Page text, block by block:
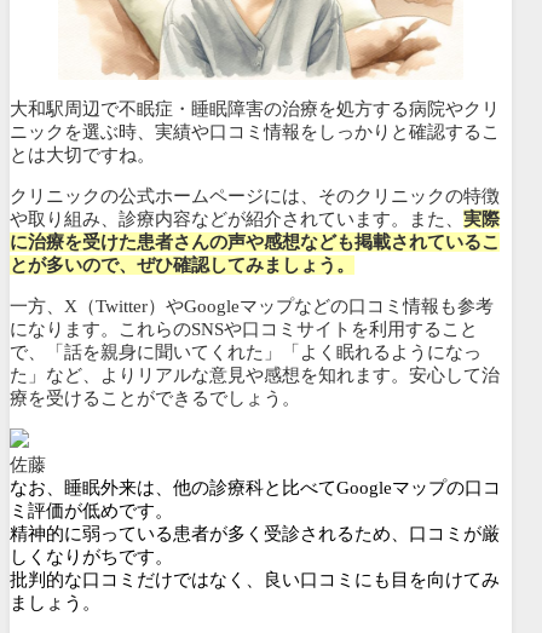
大和駅周辺で不眠症・睡眠障害の治療を処方する病院やクリ
ニックを選ぶ時、実績や口コミ情報をしっかりと確認するこ
とは大切ですね。
クリニックの公式ホームページには、そのクリニックの特徴
や取り組み、診療内容などが紹介されています。また、 実際
に治療を受けた患者さんの声や感想なども掲載されているこ
とが多いので、ぜひ確認してみましょう。
一方、X（Twitter）やGoogleマップなどの口コミ情報も参考
になります。これらのSNSや口コミサイトを利用すること
で、「話を親身に聞いてくれた」「よく眠れるようになっ
た」など、よりリアルな意見や感想を知れます。安心して治
療を受けることができるでしょう。
佐藤
なお、睡眠外来は、他の診療科と比べてGoogleマップの口コ
ミ評価が低めです。
精神的に弱っている患者が多く受診されるため、口コミが厳
しくなりがちです。
批判的な口コミだけではなく、良い口コミにも目を向けてみ
ましょう。